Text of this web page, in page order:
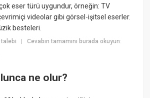
eser türü uygundur, örneğin: TV
videolar gibi görsel-işitsel eserler.
besteleri.
talebi |Cevabın tamamını burada okuyun:
ne olur?